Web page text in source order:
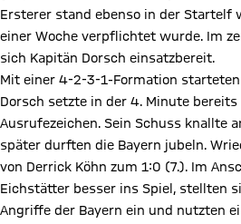
Ersterer stand ebenso in der Startelf
einer Woche verpflichtet wurde. Im
sich Kapitän Dorsch einsatzbereit.
Mit einer 4-2-3-1-Formation
Dorsch setzte in der 4. Minute
Ausrufezeichen. Sein Schuss knallte
später durften die Bayern jubeln.
von Derrick Köhn zum 1:0 (7.). Im
Eichstätter besser ins Spiel, stellten
Angriffe der Bayern ein und nutzten